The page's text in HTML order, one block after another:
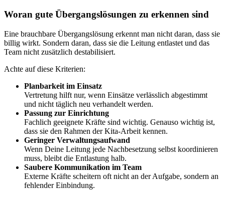
Woran gute Übergangslösungen zu erkennen sind
Eine brauchbare Übergangslösung erkennt man nicht daran, dass sie
billig wirkt. Sondern daran, dass sie die Leitung entlastet und das
Team nicht zusätzlich destabilisiert.
Achte auf diese Kriterien:
Planbarkeit im Einsatz
Vertretung hilft nur, wenn Einsätze verlässlich abgestimmt
und nicht täglich neu verhandelt werden.
Passung zur Einrichtung
Fachlich geeignete Kräfte sind wichtig. Genauso wichtig ist,
dass sie den Rahmen der Kita-Arbeit kennen.
Geringer Verwaltungsaufwand
Wenn Deine Leitung jede Nachbesetzung selbst koordinieren
muss, bleibt die Entlastung halb.
Saubere Kommunikation im Team
Externe Kräfte scheitern oft nicht an der Aufgabe, sondern an
fehlender Einbindung.